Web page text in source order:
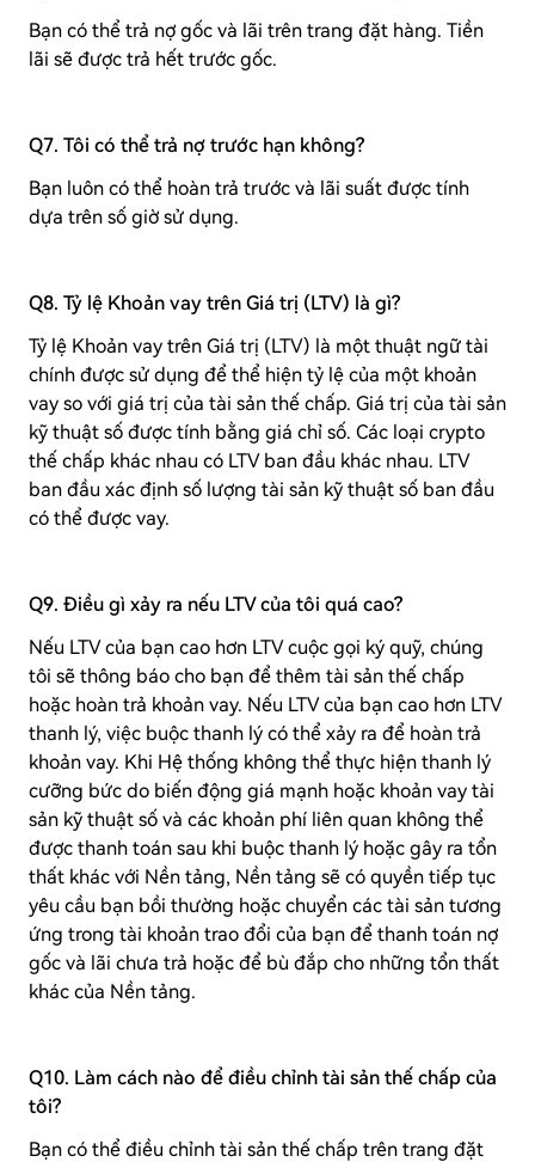
Bạn có thể trả nợ gốc và lãi trên trang đặt hàng. Tiền
lãi sẽ được trả hết trước gốc.
Q7. Tôi có thể trả nợ trước hạn không?
Bạn luôn có thể hoàn trả trước và lãi suất được tính
dựa trên số giờ sử dụng.
Q8. Tỷ lệ Khoản vay trên Giá trị (LTV) là gì?
Tỷ lệ Khoản vay trên Giá trị (LTV) là một thuật ngữ tài
chính được sử dụng để thể hiện tỷ lệ của một khoản
vay so với giá trị của tài sản thế chấp. Giá trị của tài sản
kỹ thuật số được tính bằng giá chỉ số. Các loại crypto
thế chấp khác nhau có LTV ban đầu khác nhau. LTV
ban đầu xác định số lượng tài sản kỹ thuật số ban đầu
có thể được vay.
Q9. Điều gì xảy ra nếu LTV của tôi quá cao?
Nếu LTV của bạn cao hơn LTV cuộc gọi ký quỹ, chúng
tôi sẽ thông báo cho bạn để thêm tài sản thế chấp
hoặc hoàn trả khoản vay. Nếu LTV của bạn cao hơn LTV
thanh lý, việc buộc thanh lý có thể xảy ra để hoàn trả
khoản vay. Khi Hệ thống không thể thực hiện thanh lý
cưỡng bức do biến động giá mạnh hoặc khoản vay tài
sản kỹ thuật số và các khoản phí liên quan không thể
được thanh toán sau khi buộc thanh lý hoặc gây ra tổn
thất khác với Nền tảng, Nền tảng sẽ có quyền tiếp tục
yêu cầu bạn bồi thường hoặc chuyển các tài sản tương
ứng trong tài khoản trao đổi của bạn để thanh toán nợ
gốc và lãi chưa trả hoặc để bù đắp cho những tổn thất
khác của Nền tảng.
Q10. Làm cách nào để điều chỉnh tài sản thế chấp của
tôi?
Bạn có thể điều chỉnh tài sản thế chấp trên trang đặt